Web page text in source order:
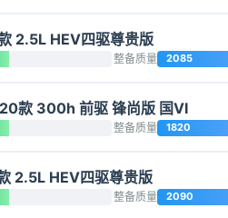
2.5L HEV四驱尊贵版
整备质量 2085
款 300h 前驱 锋尚版 国VI
整备质量 1820
2.5L HEV四驱尊贵版
整备质量 2090